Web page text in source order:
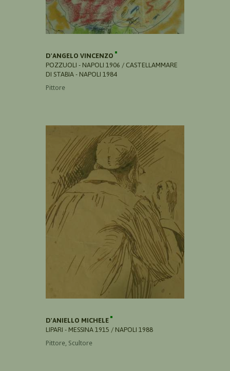
D'ANGELO VINCENZO
POZZUOLI - NAPOLI 1906 / CASTELLAMMARE
DI STABIA - NAPOLI 1984
Pittore
D'ANIELLO MICHELE
LIPARI - MESSINA 1915 / NAPOLI 1988
Pittore, Scultore